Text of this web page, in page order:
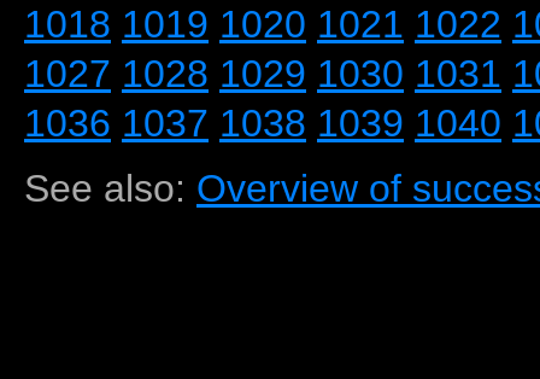
1018 1019 1020 1021 1022
1027 1028 1029 1030 1031
1036 1037 1038 1039 1040
See also: Overview of